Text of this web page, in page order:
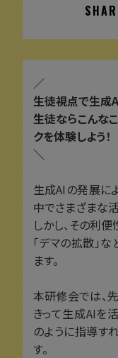
／
生徒視点で生成
生徒ならこんな
クを体験しよう！
＼
生成AIの発展に
中でさまざまな
しかし、その利便
「デマの拡散」
ます。
本研修会では、
きって生成AIを
のように指導す
す。